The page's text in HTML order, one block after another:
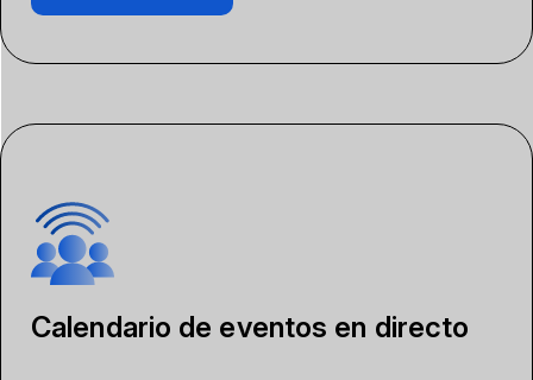
Calendario de eventos en directo